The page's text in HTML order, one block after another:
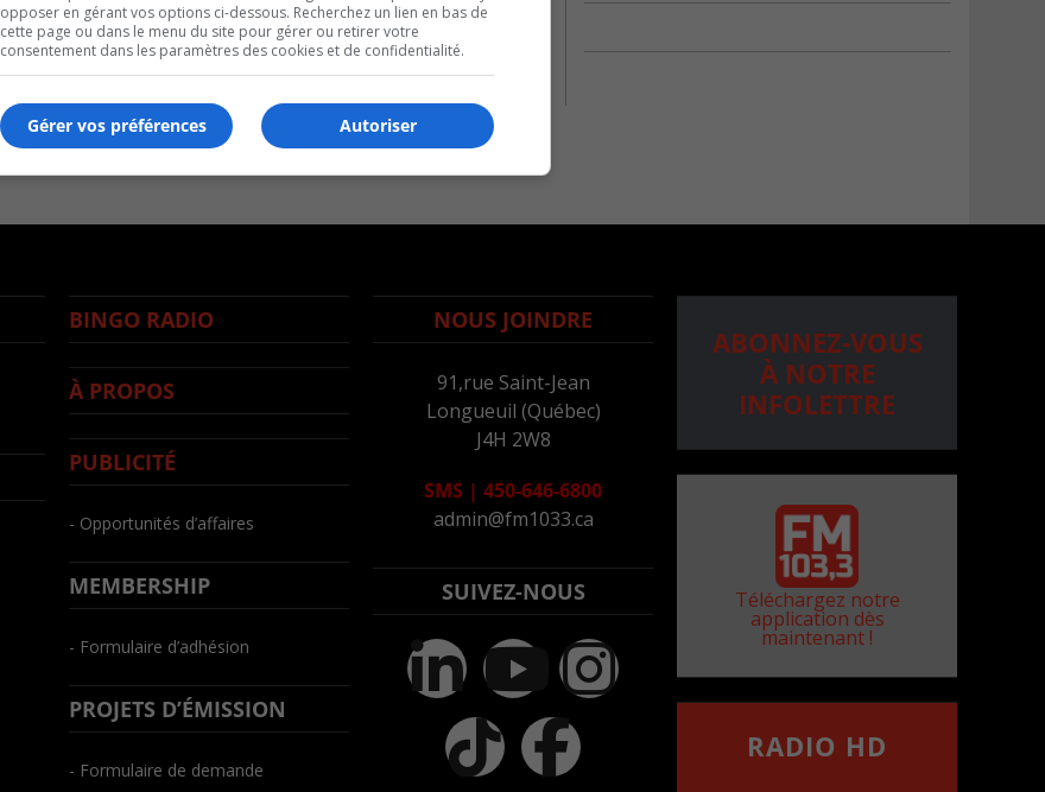
BINGO RADIO
À PROPOS
PUBLICITÉ
- Opportunités d’affaires
MEMBERSHIP
- Formulaire d’adhésion
PROJETS D’ÉMISSION
- Formulaire de demande
NOUS JOINDRE
91,rue Saint-Jean
Longueuil (Québec)
J4H 2W8
SMS | 450-646-6800
admin@fm1033.ca
SUIVEZ-NOUS
ABONNEZ-VOUS
À NOTRE
INFOLETTRE
Téléchargez notre
application dès
maintenant !
RADIO HD
opposer en gérant vos options ci-dessous. Recherchez un lien en bas de
cette page ou dans le menu du site pour gérer ou retirer votre
consentement dans les paramètres des cookies et de confidentialité.
Autoriser
Gérer vos préférences